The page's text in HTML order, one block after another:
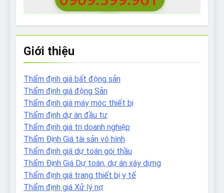
Giới thiệu
Thẩm định giá bất động sản
Thẩm định giá động Sản
Thẩm định giá máy móc thiết bị
Thẩm định dự án đầu tư
Thẩm định giá tri doanh nghiệp
Thẩm Định Giá tài sản vô hình
Thẩm định giá dự toán gói thầu
Thẩm Định Giá Dự toán, dự án xây dựng
Thẩm định giá trang thiết bị y tế
Thẩm định giá Xử lý nợ